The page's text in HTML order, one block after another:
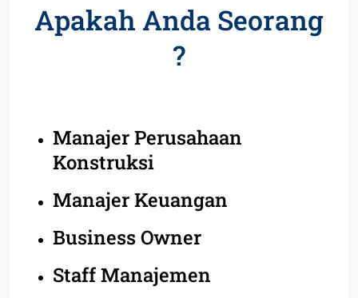
Apakah Anda Seorang
?
Manajer Perusahaan
Konstruksi
Manajer Keuangan
Business Owner
Staff Manajemen